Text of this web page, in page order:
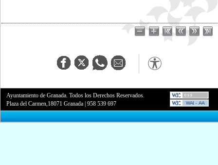
Ayuntamiento de Granada. Todos los Derechos Reservados.
Plaza del Carmen,18071 Granada |958 539 697